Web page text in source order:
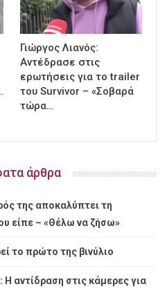
Γιώργος Λιανός:
Αντέδρασε στις
ερωτήσεις για το trailer
του Survivor – «Σοβαρά
τώρα…
άρθρα
της αποκαλύπτει τη
είπε – «Θέλω να ζήσω»
το πρώτο της βινύλιο
αντίδραση στις κάμερες για